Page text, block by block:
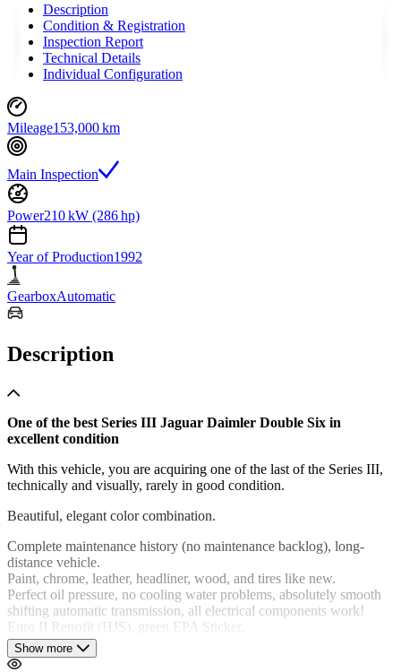
Description
Condition & Registration
Inspection Report
Technical Details
Individual Configuration
Mileage153,000 km
Main Inspection
Power210 kW (286 hp)
Year of Production1992
GearboxAutomatic
Description
One of the best Series III Jaguar Daimler Double Six in
excellent condition
With this vehicle, you are acquiring one of the last of the Series III,
technically and visually, rarely in good condition.
Beautiful, elegant color combination.
Complete maintenance history (no maintenance backlog), long-
distance vehicle.
Paint, chrome, leather, headliner, wood, and tires like new.
Perfect oil pressure, no cooling water problems, absolutely smooth
shifting automatic transmission, all electrical components work!
Euro II Retrofit (HJS), green EPA Sticker.
Air conditioning, electric sunroof, electric windows, electric exterior
mirrors, power steering, cruise control, rear headrests, headlight
Show more